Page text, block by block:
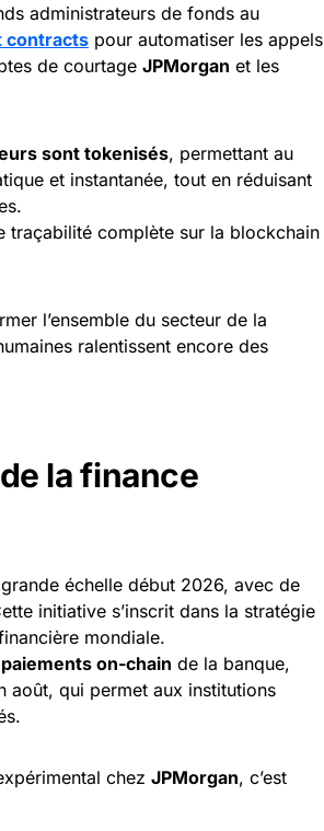
administrateurs de fonds au
contracts pour automatiser les appels
de courtage JPMorgan et les
sont tokenisés, permettant au
et instantanée, tout en réduisant
traçabilité complète sur la blockchain
l’ensemble du secteur de la
ralentissent encore des
la finance
échelle début 2026, avec de
initiative s’inscrit dans la stratégie
mondiale.
paiements on-chain de la banque,
août, qui permet aux institutions
chez JPMorgan, c’est